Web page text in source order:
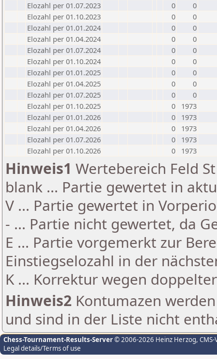
Elozahl per 01.07.2023
0
0
Elozahl per 01.10.2023
0
0
Elozahl per 01.01.2024
0
0
Elozahl per 01.04.2024
0
0
Elozahl per 01.07.2024
0
0
Elozahl per 01.10.2024
0
0
Elozahl per 01.01.2025
0
0
Elozahl per 01.04.2025
0
0
Elozahl per 01.07.2025
0
0
Elozahl per 01.10.2025
0
1973
Elozahl per 01.01.2026
0
1973
Elozahl per 01.04.2026
0
1973
Elozahl per 01.07.2026
0
1973
Elozahl per 01.10.2026
0 1973
Hinweis1 Wertebereich Feld
blank ... Partie gewertet in
V ... Partie gewertet in
- ... Partie nicht gewertet, da
E ... Partie vorgemerkt zur
Einstiegselozahl in der
K ... Korrektur wegen
Hinweis2 Kontumazen
und sind in der Liste nicht
Chess-Tournament-Results-Server© 2006-2026 Heinz Herzog,
Legal details/Terms of use